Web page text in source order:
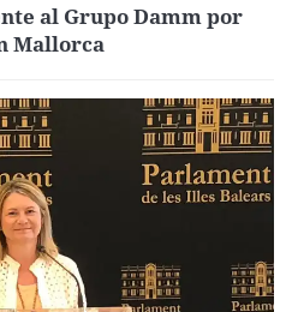
al Grupo Damm por
Mallorca